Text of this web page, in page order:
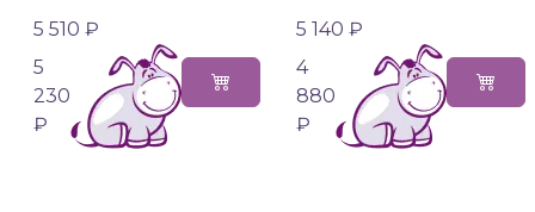
5 510 ₽
5
230
₽
5 140 ₽
4
880
₽